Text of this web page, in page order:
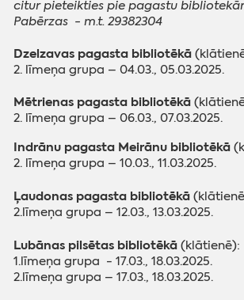
citur pieteikties pie pagastu
Pabērzas - m.t. 29382304
Dzelzavas pagasta bibliotēkā
2. līmeņa grupa – 04.03., 05.03.2025.
Mētrienas pagasta bibliotēkā
2. līmeņa grupa – 06.03., 07.03.2025.
Indrānu pagasta Meirānu bibliotēkā
2. līmeņa grupa – 10.03., 11.03.2025.
Ļaudonas pagasta bibliotēkā
2.līmeņa grupa – 12.03., 13.03.2025.
Lubānas pilsētas bibliotēkā (klātienē):
1.līmeņa grupa - 17.03., 18.03.2025.
2.līmeņa grupa – 17.03., 18.03.2025.